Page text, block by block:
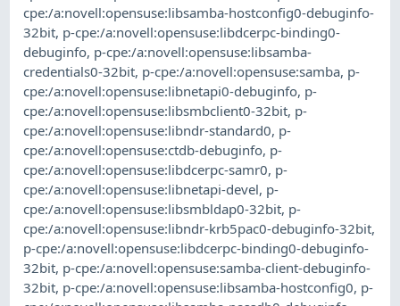
cpe:/a:novell:opensuse:libsamba-hostconfig0-debuginfo-
32bit, p-cpe:/a:novell:opensuse:libdcerpc-binding0-
debuginfo, p-cpe:/a:novell:opensuse:libsamba-
credentials0-32bit, p-cpe:/a:novell:opensuse:samba, p-
cpe:/a:novell:opensuse:libnetapi0-debuginfo, p-
cpe:/a:novell:opensuse:libsmbclient0-32bit, p-
cpe:/a:novell:opensuse:libndr-standard0, p-
cpe:/a:novell:opensuse:ctdb-debuginfo, p-
cpe:/a:novell:opensuse:libdcerpc-samr0, p-
cpe:/a:novell:opensuse:libnetapi-devel, p-
cpe:/a:novell:opensuse:libsmbldap0-32bit, p-
cpe:/a:novell:opensuse:libndr-krb5pac0-debuginfo-32bit,
p-cpe:/a:novell:opensuse:libdcerpc-binding0-debuginfo-
32bit, p-cpe:/a:novell:opensuse:samba-client-debuginfo-
32bit, p-cpe:/a:novell:opensuse:libsamba-hostconfig0, p-